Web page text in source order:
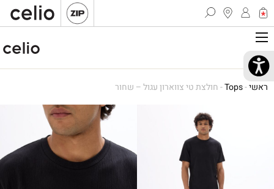
ראשי-
Tops
-חולצת טי צווארון עגול – שחור